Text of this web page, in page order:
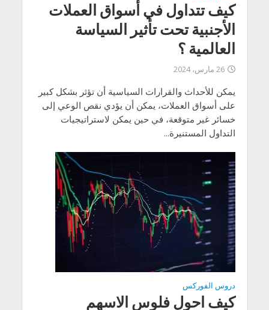
كيف تتداول في أسواق العملات
الأجنبية تحت تأثير السياسة
العالمية ؟
26 مارس، 2024
يمكن للأحداث والقرارات السياسية أن تؤثر بشكل كبير
على أسواق العملات، يمكن أن يؤدي نقص الوعي إلى
خسائر غير متوقعة، في حين يمكن لاستراتيجيات
التداول المستنيرة...
دروس الفوركس
كيف احول فلوس الاسهم